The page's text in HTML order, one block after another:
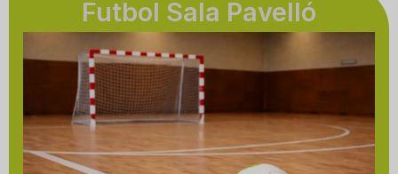
Futbol Sala Pavelló